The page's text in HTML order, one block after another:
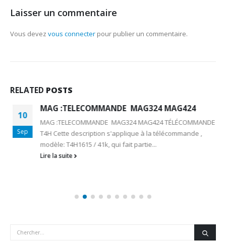
Laisser un commentaire
Vous devez vous connecter pour publier un commentaire.
RELATED POSTS
10
Sep
MAG :TELECOMMANDE MAG324 MAG424
MAG :TELECOMMANDE MAG324 MAG424 TÉLÉCOMMANDE
T4H Cette description s'applique à la télécommande ,
modèle: T4H1615 / 41k, qui fait partie...
Lire la suite